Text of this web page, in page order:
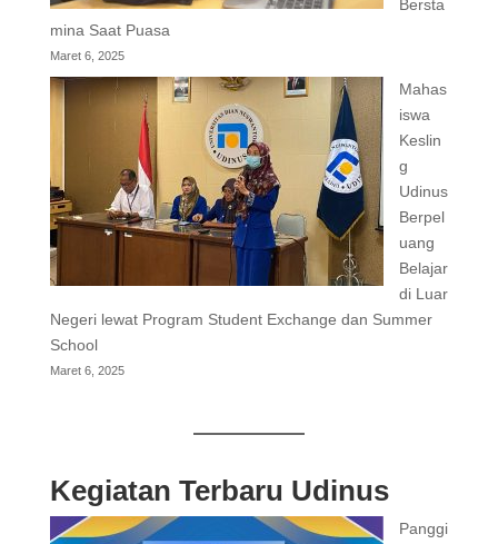
Bersta
mina Saat Puasa
Maret 6, 2025
Mahas
iswa
Keslin
g
Udinus
Berpel
uang
Belajar
di Luar
Negeri lewat Program Student Exchange dan Summer
School
Maret 6, 2025
Kegiatan Terbaru Udinus
Panggi